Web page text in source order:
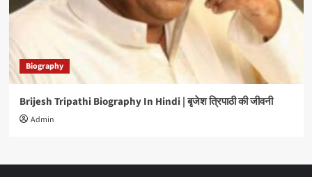
Biography
Brijesh Tripathi Biography In Hindi | बृजेश त्रिपाठी की जीवनी
Admin